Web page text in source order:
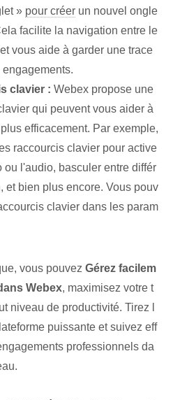
» pour créer un nouvel ongle
facilite la navigation entre le
vous aide à garder une trace
clavier : Webex propose une
qui peuvent vous aider à
efficacement. Par exemple,
raccourcis clavier pour active
ou l'audio, basculer entre différ
et bien plus encore. Vous pouv
clavier dans les param
vous pouvez Gérez facilem
Webex, maximisez votre t
niveau de productivité. Tirez l
puissante et suivez eff
professionnels da